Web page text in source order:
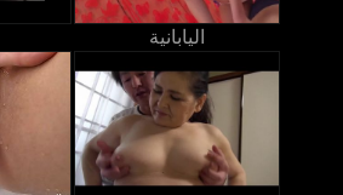
اليابانية